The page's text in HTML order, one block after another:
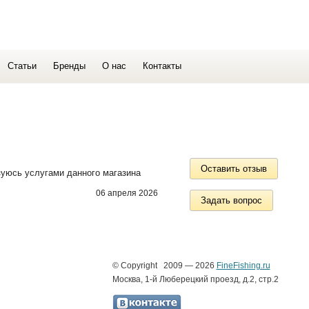
Статьи Бренды О нас Контакты
услугами данного магазина
06 апреля 2026
Оставить отзыв
Задать вопрос
© Copyright 2009 — 2026 FineFishing.ru
Москва, 1-й Люберецкий проезд, д.2, стр.2